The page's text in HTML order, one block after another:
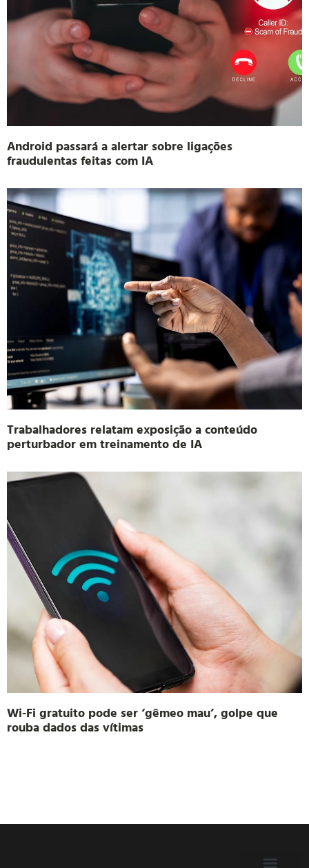
Android passará a alertar sobre ligações
fraudulentas feitas com IA
Trabalhadores relatam exposição a conteúdo
perturbador em treinamento de IA
Wi-Fi gratuito pode ser ‘gêmeo mau’, golpe que
rouba dados das vítimas